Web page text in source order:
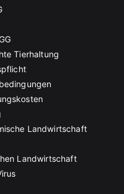
Tierhaltung
Landwirtschaft
Landwirtschaft